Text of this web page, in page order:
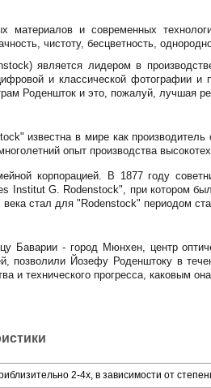
материалов и современных
чистоту, бесцветность,
является лидером в
и классической фотографии
Роденшток и это, пожалуй, лучшая
известна в мире как
опыт производства
корпорацией. В 1877 году
Institut G. Rodenstock", при котором
стал для "Rodenstock" периодом
Баварии - город Мюнхен, центр
позволили Йозефу Роденштоку в
и технического прогресса, каковым
2-4х, в зависимости от